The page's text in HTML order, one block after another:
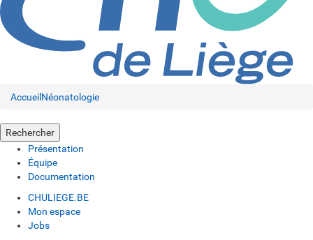
Accueil Néonatologie
Rechercher
Présentation
Équipe
Documentation
CHULIEGE.BE
Mon espace
Jobs